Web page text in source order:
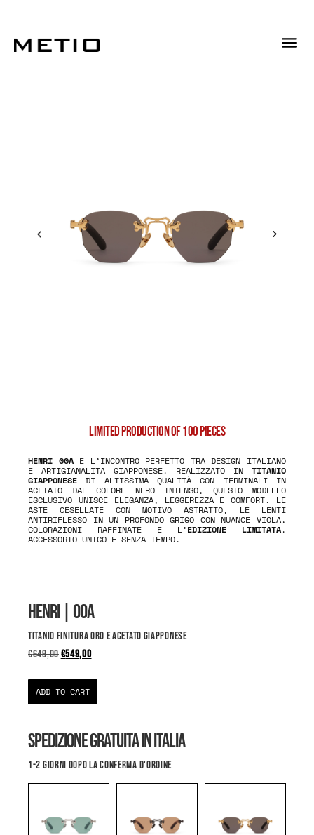
LIMITED PRODUCTION OF 100 PIECES
HENRI 00AÈ L’INCONTRO PERFETTO TRA DESIGN ITALIANO
E ARTIGIANALITÀ GIAPPONESE. REALIZZATO IN TITANIO
GIAPPONESE DI ALTISSIMA QUALITÀ CON TERMINALI IN
ACETATO DAL COLORE NERO INTENSO, QUESTO MODELLO
ESCLUSIVO UNISCE ELEGANZA, LEGGEREZZA E COMFORT. LE
ASTE CESELLATE CON MOTIVO ASTRATTO, LE LENTI
ANTIRIFLESSO IN UN PROFONDO GRIGO CON NUANCE VIOLA,
COLORAZIONI RAFFINATE E L’EDIZIONE LIMITATA.
ACCESSORIO UNICO E SENZA TEMPO.
HENRI| 00A
TITANIO FINITURA ORO E ACETATO GIAPPONESE
€649,00€549,00
ADD TO CART
SPEDIZIONE GRATUITA IN ITALIA
1-2 GIORNI DOPO LA CONFERMA D'ORDINE